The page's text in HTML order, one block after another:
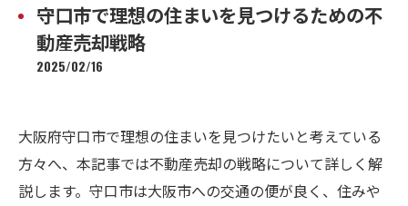
守口市で理想の住まいを見つけるための不
動産売却戦略
2025/02/16
大阪府守口市で理想の住まいを見つけたいと考えている
方々へ、本記事では不動産売却の戦略について詳しく解
説します。守口市は大阪市への交通の便が良く、住みや